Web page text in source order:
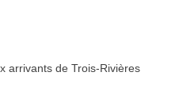
arrivants de Trois-Rivières